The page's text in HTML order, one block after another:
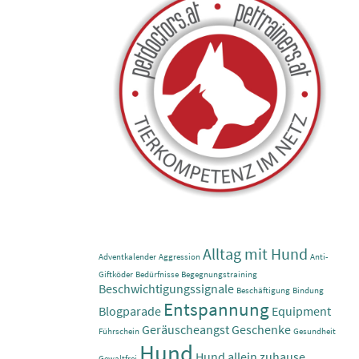
Adventkalender Aggression Alltag mit Hund Anti-
Giftköder Bedürfnisse Begegnungstraining
Beschwichtigungssignale Beschäftigung Bindung
Blogparade Entspannung Equipment
Führschein GeräuscheangstGeschenke Gesundheit
Hund